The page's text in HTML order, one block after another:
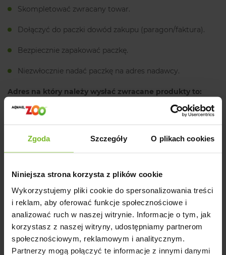
Zgoda Szczegóły O plikach cookies
Niniejsza strona korzysta z plików cookie
Wykorzystujemy pliki cookie do spersonalizowania treści
i reklam, aby oferować funkcje społecznościowe i
analizować ruch w naszej witrynie. Informacje o tym, jak
korzystasz z naszej witryny, udostępniamy partnerom
społecznościowym, reklamowym i analitycznym.
Partnerzy mogą połączyć te informacje z innymi danymi
Skompletować zwracany towar.
Dołączyć do paczki dowód zakupu (paragon/faktura).
Bezpiecznie zapakować paczkę.
Niezwłocznie nadać paczkę na adres nadawcy.
Adres na który należy wysłać zwracane produkty to:
Aquael Sp. z o.o.
16-400 Suwałki
Warunki przyjęcia zwrotu
Zwrot przyjmiemy wtedy, gdy:
Produkt nie nosi widocznych śladów użycia, ani nie
został w żaden sposób uszkodzony
Produkt nie był kopiowany